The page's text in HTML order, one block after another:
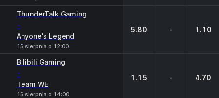
ThunderTalk Gaming
-
Anyone's Legend
15 sierpnia o 12:00
5.80 - 1.10
Bilibili Gaming
-
Team WE
15 sierpnia o 14:00
1.15 - 4.70